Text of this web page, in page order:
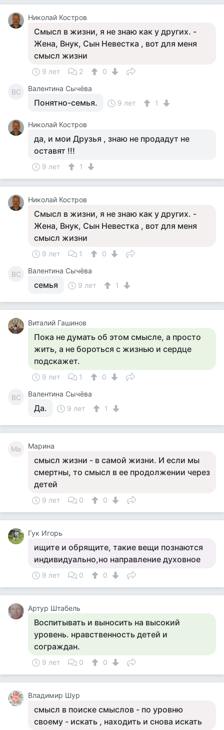
Николай Костров
Смысл в жизни, я не знаю как у других. -
Жена, Внук, Сын Невестка , вот для меня
смысл жизни
9 лет 2 0
ВС Валентина Сычёва
Понятно-семья. 9 лет 1
Николай Костров
да, и мои Друзья , знаю не продадут не
оставят !!!
9 лет 1
Николай Костров
Смысл в жизни, я не знаю как у других. -
Жена, Внук, Сын Невестка , вот для меня
смысл жизни
9 лет 1 0
ВС Валентина Сычёва
семья 9 лет 1
Виталий Гашинов
Пока не думать об этом смысле, а просто
жить, а не бороться с жизнью и сердце
подскажет.
9 лет 1 0
ВС Валентина Сычёва
Да. 9 лет 1
Ма Марина
смысл жизни - в самой жизни. И если мы
смертны, то смысл в ее продолжении через
детей
9 лет 0 0
Гук Игорь
ищите и обрящите, такие вещи познаются
индивидуально,но направление духовное
9 лет 0 0
Артур Штабель
Воспитывать и выносить на высокий
уровень. нравственность детей и
сограждан.
9 лет 0 0
Владимир Шур
смысл в поиске смыслов - по уровню
своему - искать , находить и снова искать